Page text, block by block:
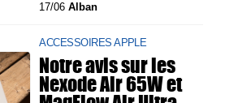
17/06Alban
ACCESSOIRES APPLE
Notre avis sur les
Nexode Air 65W et